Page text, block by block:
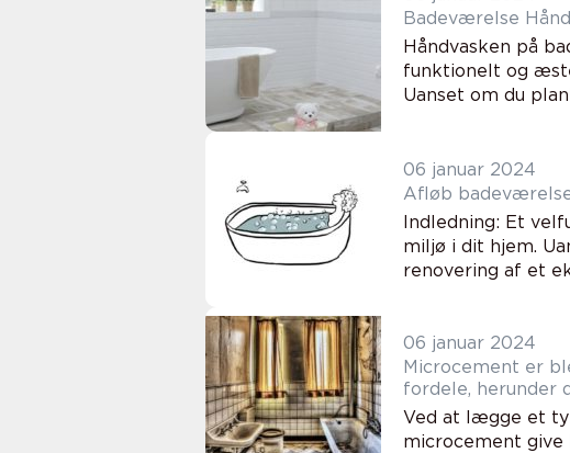
Badeværelse
Håndvasken på
funktionelt og
Uanset om du
06 januar 2024
Afløb
Indledning: Et
miljø i dit hjem.
renovering af et
06 januar 2024
Microcement er
fordele, herunder
Ved at lægge et
microcement